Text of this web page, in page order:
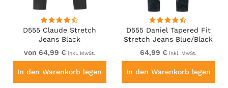
D555 Claude Stretch
Jeans Black
von 64,99 € inkl. MwSt.
In den Warenkorb legen
D555 Daniel Tapered Fit
Stretch Jeans Blue/Black
Wash
64,99 € inkl. MwSt.
In den Warenkorb legen